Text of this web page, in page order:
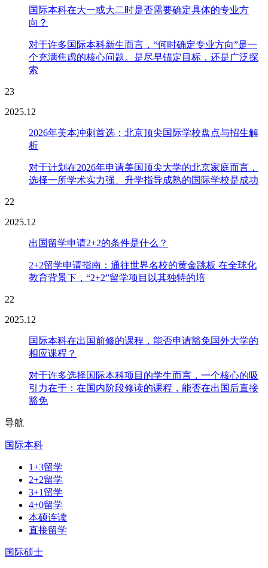
国际本科在大一或大二时是否需要确定具体的专业方
向？
对于许多国际本科新生而言，“何时确定专业方向”是一
个充满焦虑的核心问题。是尽早锚定目标，还是广泛探
索
23
2025.12
2026年美本冲刺首选：北京顶尖国际学校盘点与招生解
析
对于计划在2026年申请美国顶尖大学的北京家庭而言，
选择一所学术实力强、升学指导成熟的国际学校是成功
22
2025.12
出国留学申请2+2的条件是什么？
2+2留学申请指南：通往世界名校的黄金跳板 在全球化
教育背景下，“2+2”留学项目以其独特的培
22
2025.12
国际本科在出国前修的课程，能否申请豁免国外大学的
相应课程？
对于许多选择国际本科项目的学生而言，一个核心的吸
引力在于：在国内阶段修读的课程，能否在出国后直接
豁免
导航
国际本科
1+3留学
2+2留学
3+1留学
4+0留学
本硕连读
直接留学
国际硕士